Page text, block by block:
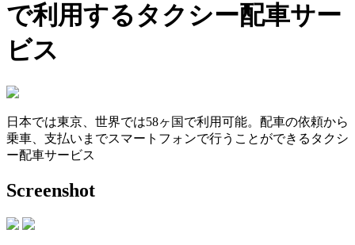
で利用するタクシー配車サー
ビス
日本では東京、世界では58ヶ国で利用可能。配車の依頼から
乗車、支払いまでスマートフォンで行うことができるタクシ
ー配車サービス
Screenshot